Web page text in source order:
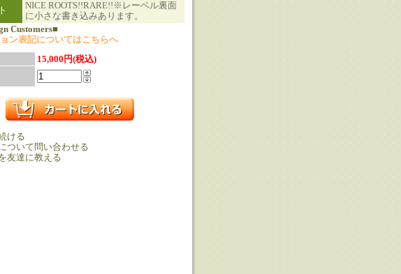
NICE ROOTS!!RARE!!※レーベル裏面
に小さな書き込みあります。
Customers■
ン表記についてはこちらへ
15,000円(税込)
ける
ついて問い合わせる
友達に教える